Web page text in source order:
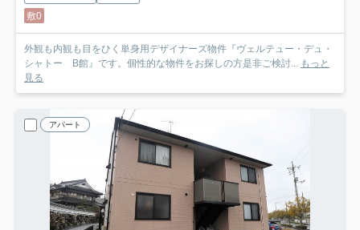
敷0
外観も内観も目をひく単身用デザイナーズ物件『ヴェルテュー・デュ・
シャトー B館』です。個性的な物件をお探しの方是非ご検討...
もっと
見る
アパート